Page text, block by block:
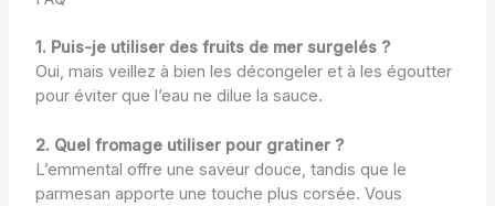
1. Puis-je utiliser des fruits de mer surgelés ?
Oui, mais veillez à bien les décongeler et à les égoutter
pour éviter que l’eau ne dilue la sauce.
2. Quel fromage utiliser pour gratiner ?
L’emmental offre une saveur douce, tandis que le
parmesan apporte une touche plus corsée. Vous